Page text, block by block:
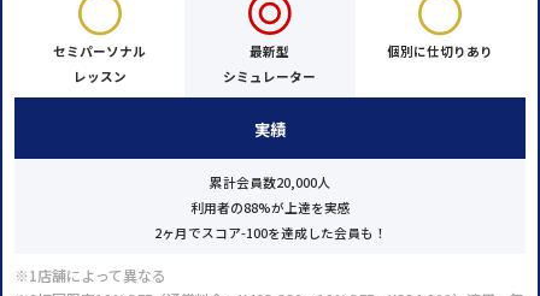
セミパーソナル
レッスン
最新型
シミュレーター
個別に仕切りあり
実績
累計会員数20,000人
利用者の88%が上達を実感
2ヶ月でスコア-100を達成した会員も！
※1店舗によって異なる